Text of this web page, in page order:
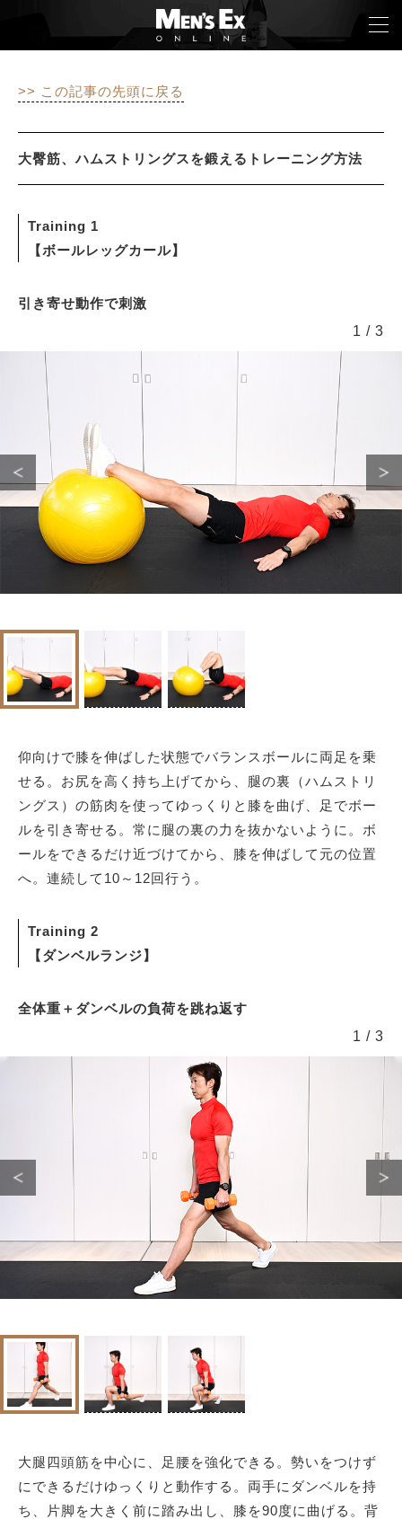
>> この記事の先頭に戻る
大臀筋、ハムストリングスを鍛えるトレーニング方法
Training 1
【ボールレッグカール】
引き寄せ動作で刺激
1 / 3
仰向けで膝を伸ばした状態でバランスボールに両足を乗
せる。お尻を高く持ち上げてから、腿の裏（ハムストリ
ングス）の筋肉を使ってゆっくりと膝を曲げ、足でボー
ルを引き寄せる。常に腿の裏の力を抜かないように。ボ
ールをできるだけ近づけてから、膝を伸ばして元の位置
へ。連続して10～12回行う。
Training 2
【ダンベルランジ】
全体重＋ダンベルの負荷を跳ね返す
1 / 3
大腿四頭筋を中心に、足腰を強化できる。勢いをつけず
にできるだけゆっくりと動作する。両手にダンベルを持
ち、片脚を大きく前に踏み出し、膝を90度に曲げる。背
FASHION
CAR&BIKE
MAGAZINE
ABOUT SITE